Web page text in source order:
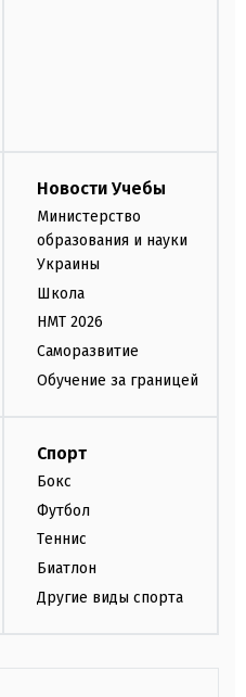
Новости Учебы
Министерство
образования и науки
Украины
Школа
НМТ 2026
Саморазвитие
Обучение за границей
Спорт
Бокс
Футбол
Теннис
Биатлон
Другие виды спорта